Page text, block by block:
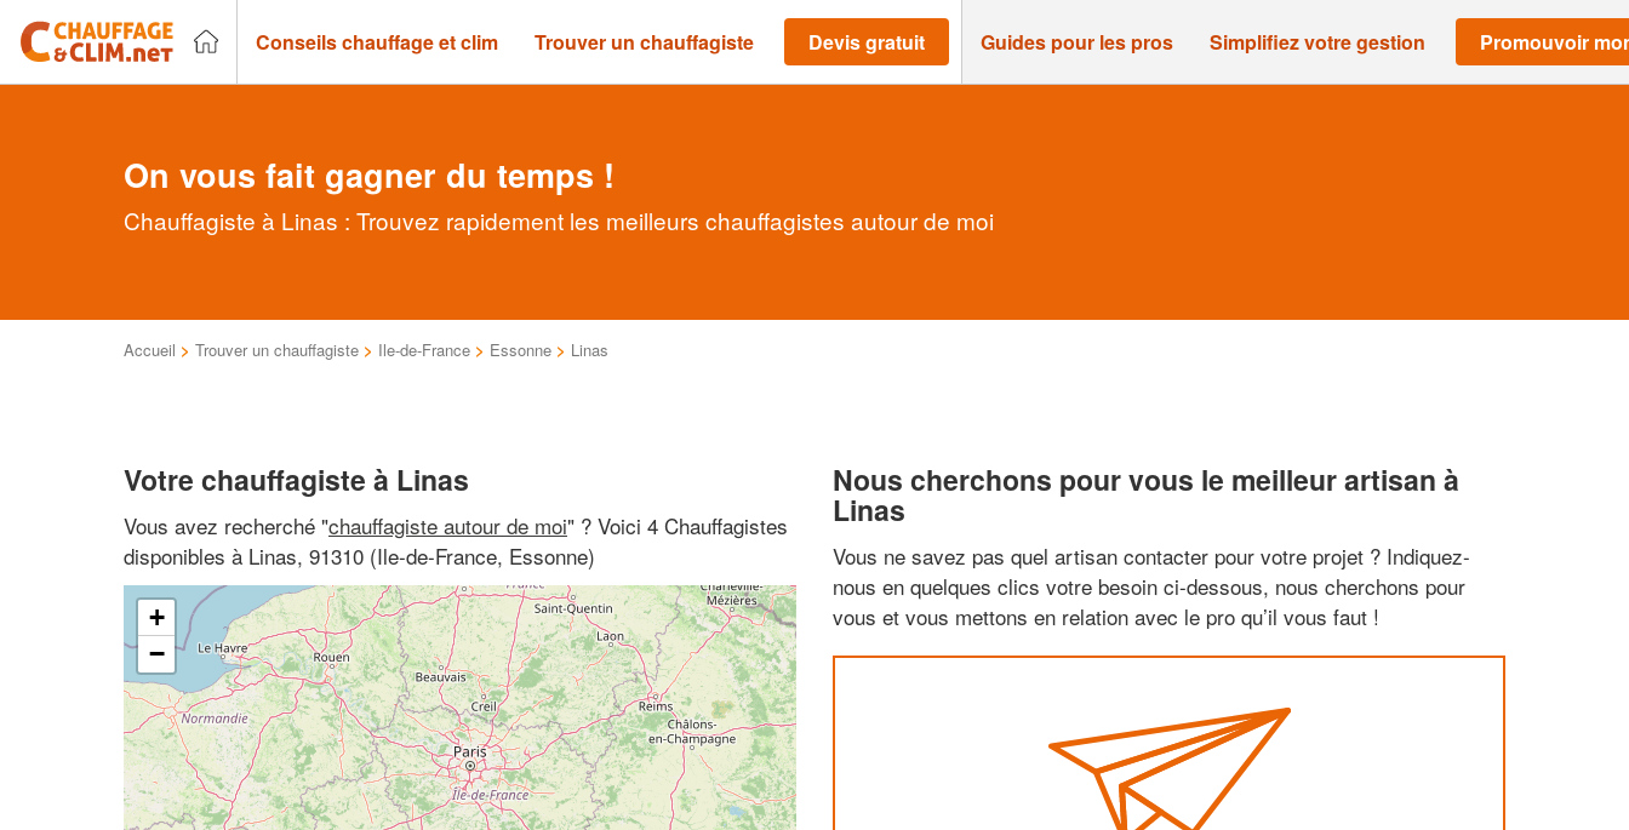
Conseils chauffage et clim Trouver un chauffagiste Devis gratuit Guides pour les pros Simplifiez votre gestion Promouvoir
On vous fait gagner du temps !
Chauffagiste à Linas : Trouvez rapidement les meilleurs chauffagistes autour de moi
Accueil > Trouver un chauffagiste > Ile-de-France > Essonne > Linas
Votre chauffagiste à Linas
Vous avez recherché "chauffagiste autour de moi" ? Voici 4 Chauffagistes
disponibles à Linas, 91310 (Ile-de-France, Essonne)
+
−
Nous cherchons pour vous le meilleur artisan à
Linas
Vous ne savez pas quel artisan contacter pour votre projet ? Indiquez-
nous en quelques clics votre besoin ci-dessous, nous cherchons pour
vous et vous mettons en relation avec le pro qu’il vous faut !